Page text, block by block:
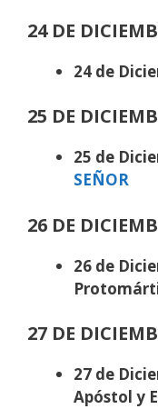
24 DE
24 de
25 DE
25 de
SEÑOR
26 DE
26 de
27 DE
27 de
Apóstol y